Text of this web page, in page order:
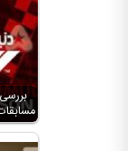
مسابقات